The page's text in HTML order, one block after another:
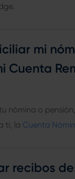
mi
Cuenta
nómina o
ti, la Cuenta
recibos